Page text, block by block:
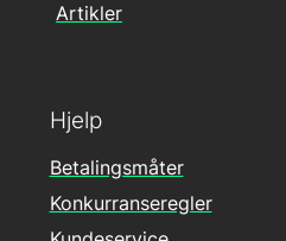
Hjelp
Betalingsmåter
Konkurranseregler
Artikler